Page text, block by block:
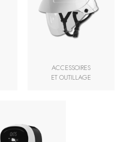
ACCESSOIRES
ET OUTILLAGE